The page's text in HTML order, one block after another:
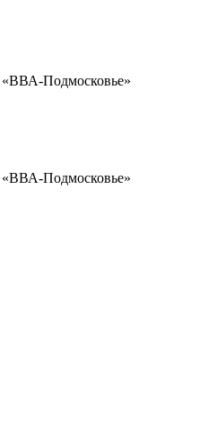
Подмосковье»
Подмосковье»